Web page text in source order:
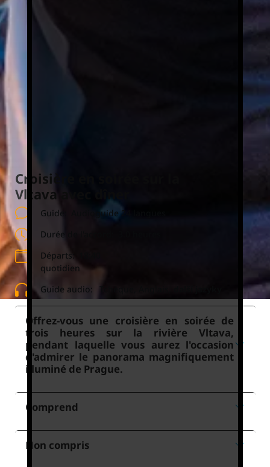
Croisière en soirée sur la
Vltava avec dîner
Guide:
Audioguide 24 langues
Durée de l'accord:
Départs:
quotidien
Guide audio:
Tchèque, Anglais,
Offrez-vous une croisière en soirée de
trois heures sur la rivière Vltava,
pendant laquelle vous aurez l'occasion
d'admirer le panorama magnifiquement
illuminé de Prague.
Comprend
Non compris